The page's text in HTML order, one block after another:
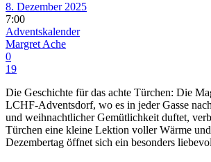
8. Dezember 2025
7:00
Adventskalender
Margret Ache
0
19
Die Geschichte für das achte Türchen: Die
LCHF-Adventsdorf, wo es in jeder Gasse
und weihnachtlicher Gemütlichkeit duftet,
Türchen eine kleine Lektion voller Wärme
Dezembertag öffnet sich ein besonders